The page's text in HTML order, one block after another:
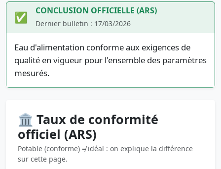
✅ CONCLUSION OFFICIELLE (ARS)
Dernier bulletin : 17/03/2026
Eau d'alimentation conforme aux exigences de
qualité en vigueur pour l'ensemble des paramètres
mesurés.
🏛️ Taux de conformité
officiel (ARS)
Potable (conforme) ≠ idéal : on explique la différence
sur cette page.